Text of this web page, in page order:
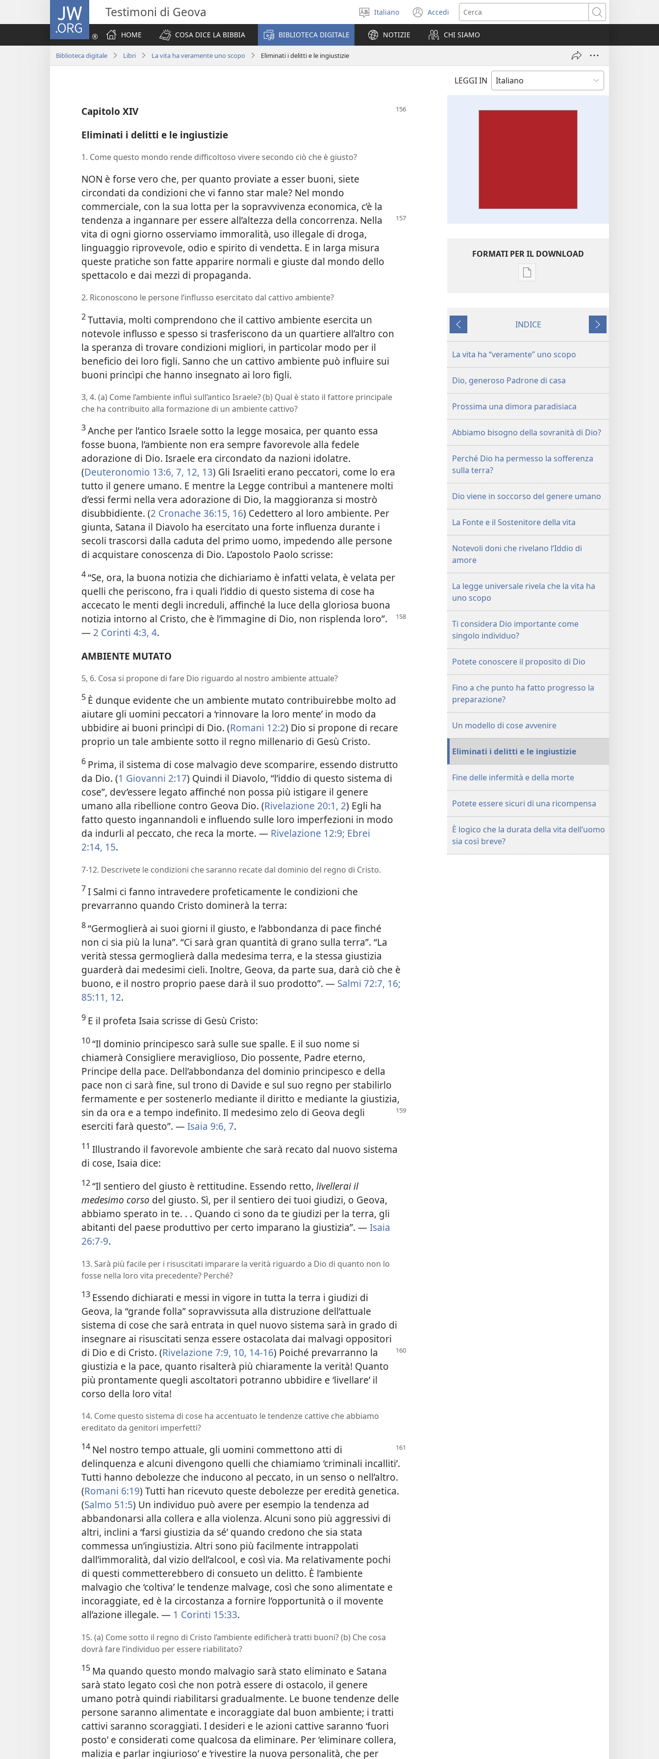
JW.ORG Testimoni di Geova
Seleziona
la
lingua
Italiano Accedi
(apre
una
nuova
finestra)
Cerca
HOME
COSA DICE LA BIBBIA BIBLIOTECA DIGITALE NOTIZIE CHI SIAMO
Biblioteca digitale Libri La vita ha veramente uno scopo Eliminati i delitti e le ingiustizie
LEGGI IN
Capitolo XIV
Eliminati i delitti e le ingiustizie
1. Come questo mondo rende difficoltoso vivere secondo ciò che è giusto?
NON è forse vero che, per quanto proviate a esser buoni, siete
circondati da condizioni che vi fanno star male? Nel mondo
commerciale, con la sua lotta per la sopravvivenza economica, c’è la
tendenza a ingannare per essere all’altezza della concorrenza. Nella
vita di ogni giorno osserviamo immoralità, uso illegale di droga,
linguaggio riprovevole, odio e spirito di vendetta. E in larga misura
queste pratiche son fatte apparire normali e giuste dal mondo dello
spettacolo e dai mezzi di propaganda.
2. Riconoscono le persone l’influsso esercitato dal cattivo ambiente?
2Tuttavia, molti comprendono che il cattivo ambiente esercita un
notevole influsso e spesso si trasferiscono da un quartiere all’altro con
la speranza di trovare condizioni migliori, in particolar modo per il
beneficio dei loro figli. Sanno che un cattivo ambiente può influire sui
buoni princìpi che hanno insegnato ai loro figli.
3, 4. (a) Come l’ambiente influì sull’antico Israele? (b) Qual è stato il fattore principale
che ha contribuito alla formazione di un ambiente cattivo?
3Anche per l’antico Israele sotto la legge mosaica, per quanto essa
fosse buona, l’ambiente non era sempre favorevole alla fedele
adorazione di Dio. Israele era circondato da nazioni idolatre.
(Deuteronomio 13:6, 7, 12, 13) Gli Israeliti erano peccatori, come lo era
tutto il genere umano. E mentre la Legge contribuì a mantenere molti
d’essi fermi nella vera adorazione di Dio, la maggioranza si mostrò
disubbidiente. (2 Cronache 36:15, 16) Cedettero al loro ambiente. Per
giunta, Satana il Diavolo ha esercitato una forte influenza durante i
secoli trascorsi dalla caduta del primo uomo, impedendo alle persone
di acquistare conoscenza di Dio. L’apostolo Paolo scrisse:
4“Se, ora, la buona notizia che dichiariamo è infatti velata, è velata per
quelli che periscono, fra i quali l’iddio di questo sistema di cose ha
accecato le menti degli increduli, affinché la luce della gloriosa buona
notizia intorno al Cristo, che è l’immagine di Dio, non risplenda loro”.
— 2 Corinti 4:3, 4.
AMBIENTE MUTATO
5, 6. Cosa si propone di fare Dio riguardo al nostro ambiente attuale?
5 È dunque evidente che un ambiente mutato contribuirebbe molto ad
aiutare gli uomini peccatori a ‘rinnovare la loro mente’ in modo da
ubbidire ai buoni princìpi di Dio. (Romani 12:2) Dio si propone di recare
proprio un tale ambiente sotto il regno millenario di Gesù Cristo.
6 Prima, il sistema di cose malvagio deve scomparire, essendo distrutto
da Dio. (1 Giovanni 2:17) Quindi il Diavolo, “l’iddio di questo sistema di
cose”, dev’essere legato affinché non possa più istigare il genere
umano alla ribellione contro Geova Dio. (Rivelazione 20:1, 2) Egli ha
fatto questo ingannandoli e influendo sulle loro imperfezioni in modo
da indurli al peccato, che reca la morte. — Rivelazione 12:9; Ebrei
2:14, 15.
7-12. Descrivete le condizioni che saranno recate dal dominio del regno di Cristo.
7I Salmi ci fanno intravedere profeticamente le condizioni che
prevarranno quando Cristo dominerà la terra:
8“Germoglierà ai suoi giorni il giusto, e l’abbondanza di pace finché
non ci sia più la luna”. “Ci sarà gran quantità di grano sulla terra”. “La
verità stessa germoglierà dalla medesima terra, e la stessa giustizia
guarderà dai medesimi cieli. Inoltre, Geova, da parte sua, darà ciò che è
buono, e il nostro proprio paese darà il suo prodotto”. — Salmi 72:7, 16;
85:11, 12.
9 E il profeta Isaia scrisse di Gesù Cristo:
10“Il dominio principesco sarà sulle sue spalle. E il suo nome si
chiamerà Consigliere meraviglioso, Dio possente, Padre eterno,
Principe della pace. Dell’abbondanza del dominio principesco e della
pace non ci sarà fine, sul trono di Davide e sul suo regno per stabilirlo
fermamente e per sostenerlo mediante il diritto e mediante la giustizia,
sin da ora e a tempo indefinito. Il medesimo zelo di Geova degli
eserciti farà questo”. —Isaia 9:6, 7.
11 Illustrando il favorevole ambiente che sarà recato dal nuovo sistema
di cose, Isaia dice:
12“Il sentiero del giusto è rettitudine. Essendo retto, livellerai il
medesimo corso del giusto. Sì, per il sentiero dei tuoi giudizi, o Geova,
abbiamo sperato in te. . . Quando ci sono da te giudizi per la terra, gli
abitanti del paese produttivo per certo imparano la giustizia”. —Isaia
26:7-9.
13. Sarà più facile per i risuscitati imparare la verità riguardo a Dio di quanto non lo
fosse nella loro vita precedente? Perché?
13 Essendo dichiarati e messi in vigore in tutta la terra i giudizi di
Geova, la “grande folla” sopravvissuta alla distruzione dell’attuale
sistema di cose che sarà entrata in quel nuovo sistema sarà in grado di
insegnare ai risuscitati senza essere ostacolata dai malvagi oppositori
di Dio e di Cristo. (Rivelazione 7:9, 10, 14-16) Poiché prevarranno la
giustizia e la pace, quanto risalterà più chiaramente la verità! Quanto
più prontamente quegli ascoltatori potranno ubbidire e ‘livellare’ il
corso della loro vita!
14. Come questo sistema di cose ha accentuato le tendenze cattive che abbiamo
ereditato da genitori imperfetti?
14 Nel nostro tempo attuale, gli uomini commettono atti di
delinquenza e alcuni divengono quelli che chiamiamo ‘criminali incalliti’.
Tutti hanno debolezze che inducono al peccato, in un senso o nell’altro.
(Romani 6:19) Tutti han ricevuto queste debolezze per eredità genetica.
(Salmo 51:5) Un individuo può avere per esempio la tendenza ad
abbandonarsi alla collera e alla violenza. Alcuni sono più aggressivi di
altri, inclini a ‘farsi giustizia da sé’ quando credono che sia stata
commessa un’ingiustizia. Altri sono più facilmente intrappolati
dall’immoralità, dal vizio dell’alcool, e così via. Ma relativamente pochi
di questi commetterebbero di consueto un delitto. È l’ambiente
malvagio che ‘coltiva’ le tendenze malvage, così che sono alimentate e
incoraggiate, ed è la circostanza a fornire l’opportunità o il movente
all’azione illegale. — 1 Corinti 15:33.
15. (a) Come sotto il regno di Cristo l’ambiente edificherà tratti buoni? (b) Che cosa
dovrà fare l’individuo per essere riabilitato?
15 Ma quando questo mondo malvagio sarà stato eliminato e Satana
sarà stato legato così che non potrà essere di ostacolo, il genere
umano potrà quindi riabilitarsi gradualmente. Le buone tendenze delle
persone saranno alimentate e incoraggiate dal buon ambiente; i tratti
cattivi saranno scoraggiati. I desideri e le azioni cattive saranno ‘fuori
posto’ e considerati come qualcosa da eliminare. Per ‘eliminare collera,
malizia e parlar ingiurioso’ e ‘rivestire la nuova personalità, che per
FORMATI PER IL DOWNLOAD
Opzioni
delle
La
vita
veramente
uno
scopo
Precedente
INDICE
Successivo
La vita ha “veramente” uno scopo
Dio, generoso Padrone di casa
Prossima una dimora paradisiaca
Abbiamo bisogno della sovranità di Dio?
Perché Dio ha permesso la sofferenza
sulla terra?
Dio viene in soccorso del genere umano
La Fonte e il Sostenitore della vita
Notevoli doni che rivelano l’Iddio di
amore
La legge universale rivela che la vita ha
uno scopo
Ti considera Dio importante come
singolo individuo?
Potete conoscere il proposito di Dio
Fino a che punto ha fatto progresso la
preparazione?
Un modello di cose avvenire
Eliminati i delitti e le ingiustizie
Fine delle infermità e della morte
Potete essere sicuri di una ricompensa
È logico che la durata della vita dell’uomo
sia così breve?